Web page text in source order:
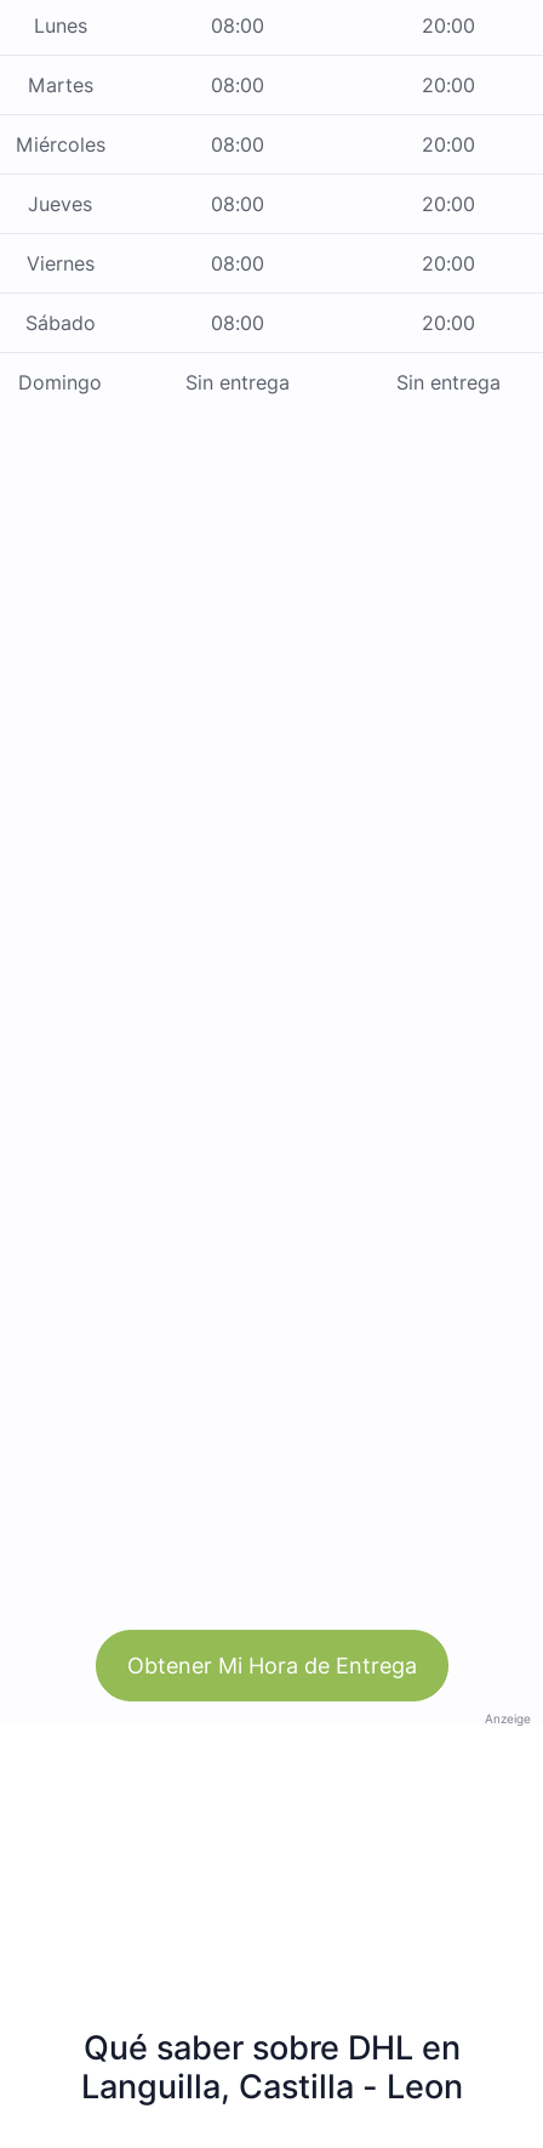
Lunes 08:00 20:00
Martes 08:00 20:00
Miércoles 08:00 20:00
Jueves 08:00 20:00
Viernes 08:00 20:00
Sábado 08:00 20:00
Domingo Sin entrega Sin entrega
Obtener Mi Hora de Entrega
Anzeige
Qué saber sobre DHL en
Languilla, Castilla - Leon